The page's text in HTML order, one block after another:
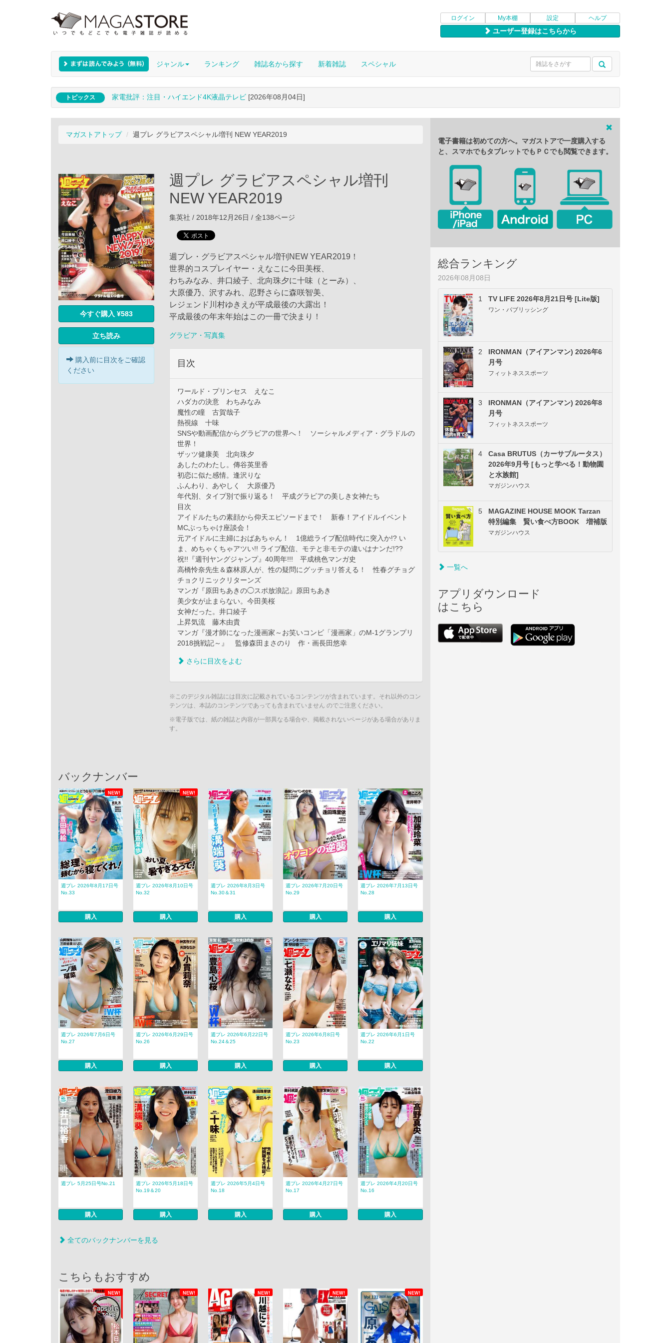
ログイン My本棚 設定 ヘルプ
ユーザー登録はこちらから
ジャンル ランキング 雑誌名から探す 新着雑誌 スペシャル
トピックス 家電批評：注目・ハイエンド4K液晶テレビ [2026年08月04日]
マガストアトップ 週プレ グラビアスペシャル増刊 NEW YEAR2019
今すぐ購入 ¥583
立ち読み
購入前に目次をご確認
ください
週プレ グラビアスペシャル増刊
NEW YEAR2019
集英社 / 2018年12月26日 / 全138ページ
週プレ・グラビアスペシャル増刊NEW YEAR2019！
世界的コスプレイヤー・えなこに今田美桜、
わちみなみ、井口綾子、北向珠夕に十味（とーみ）、
大原優乃、沢すみれ、忍野さらに森咲智美、
レジェンド川村ゆきえが平成最後の大露出！
平成最後の年末年始はこの一冊で決まり！
グラビア・写真集
目次
ワールド・プリンセス えなこ
ハダカの決意 わちみなみ
魔性の瞳 古賀哉子
熱視線 十味
SNSや動画配信からグラビアの世界へ！ ソーシャルメディア・グラドルの
世界！
ザッツ健康美 北向珠夕
あしたのわたし。傳谷英里香
初恋に似た感情。逢沢りな
ふんわり、あやしく 大原優乃
年代別、タイプ別で振り返る！ 平成グラビアの美しき女神たち
目次
アイドルたちの素顔から仰天エピソードまで！ 新春！アイドルイベント
MCぶっちゃけ座談会！
元アイドルに主婦におばあちゃん！ 1億総ライブ配信時代に突入か!? い
ま、めちゃくちゃアツい!! ライブ配信、モテと非モテの違いはナンだ!??
祝!!『週刊ヤングジャンプ』40周年!!! 平成桃色マンガ史
高橋怜奈先生＆森林原人が、性の疑問にグッチョリ答える！ 性春グチョグ
チョクリニックリターンズ
マンガ『原田ちあきの◯スポ放浪記』原田ちあき
美少女が止まらない。今田美桜
女神だった。井口綾子
上昇気流 藤木由貴
マンガ『漫才師になった漫画家～お笑いコンビ「漫画家」のM-1グランプリ
2018挑戦記～』 監修森田まさのり 作・画長田悠幸
さらに目次をよむ
※このデジタル雑誌には目次に記載されているコンテンツが含まれています。それ以外のコン
テンツは、本誌のコンテンツであっても含まれていません のでご注意ください。
※電子版では、紙の雑誌と内容が一部異なる場合や、掲載されないページがある場合がありま
す。
バックナンバー
NEW! NEW!
週プレ 2026年8月17日号
No.33
購入
週プレ 2026年8月10日号
No.32
購入
週プレ 2026年8月3日号
No.30＆31
購入
週プレ 2026年7月20日号
No.29
購入
週プレ 2026年7月13日号
No.28
購入
週プレ 2026年7月6日号
No.27
購入
週プレ 2026年6月29日号
No.26
購入
週プレ 2026年6月22日号
No.24＆25
購入
週プレ 2026年6月8日号
No.23
購入
週プレ 2026年6月1日号
No.22
購入
週プレ 5月25日号No.21
購入
週プレ 2026年5月18日号
No.19＆20
購入
週プレ 2026年5月4日号
No.18
購入
週プレ 2026年4月27日号
No.17
購入
週プレ 2026年4月20日号
No.16
購入
全てのバックナンバーを見る
こちらもおすすめ
NEW! NEW! NEW! NEW! NEW!
電子書籍は初めての方へ。マガストアで一度購入する
と、スマホでもタブレットでもＰＣでも閲覧できます。
総合ランキング
2026年08月08日
1 TV LIFE 2026年8月21日号 [Lite版]
ワン・パブリッシング
2
IRONMAN（アイアンマン) 2026年6
月号
フィットネススポーツ
3
IRONMAN（アイアンマン) 2026年8
月号
フィットネススポーツ
4
Casa BRUTUS（カーサブルータス）
2026年9月号 [もっと学べる！動物園
と水族館]
マガジンハウス
5
MAGAZINE HOUSE MOOK Tarzan
特別編集 賢い食べ方BOOK 増補版
マガジンハウス
一覧へ
アプリダウンロード
はこちら